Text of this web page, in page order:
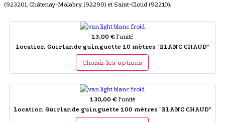
(92320), Châtenay-Malabry (92290) et Saint-Cloud (92210).
13,00 € l'unité
Location Guirlande guinguette 10 mètres "BLANC CHAUD"
Choisir les options
130,00 € l'unité
Location Guirlande guinguette 100 mètres "BLANC CHAUD"